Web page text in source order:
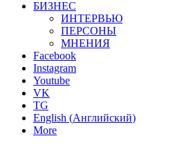
БИЗНЕС
ИНТЕРВЬЮ
ПЕРСОНЫ
МНЕНИЯ
Facebook
Instagram
Youtube
VK
TG
English (Английский)
More